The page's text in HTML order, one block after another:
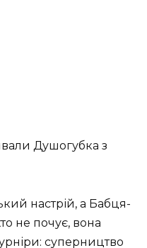
Душогубка з
настрій, а Бабця-
не почує, вона
суперництво